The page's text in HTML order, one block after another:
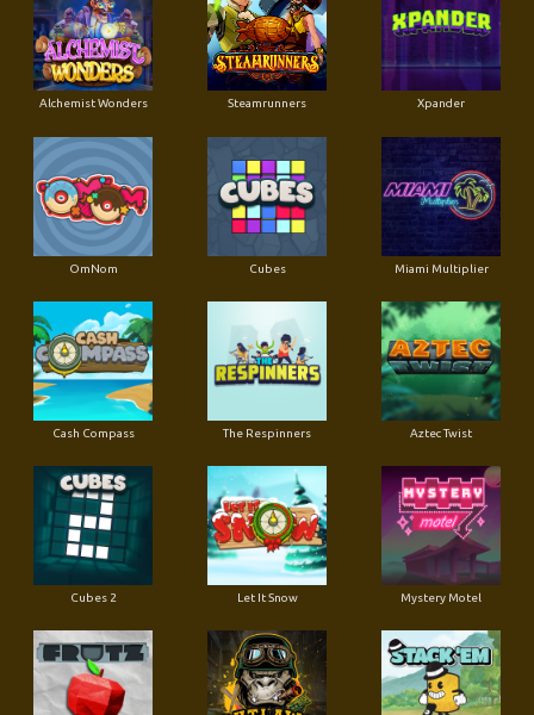
Alchemist Wonders Steamrunners Xpander
OmNom Cubes Miami Multiplier
Cash Compass The Respinners Aztec Twist
Cubes 2 Let It Snow Mystery Motel